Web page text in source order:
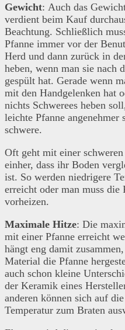
Gewicht: Auch das
verdient beim Kauf
Beachtung. Schließlich
Pfanne immer vor der
Herd und dann zurück in
heben, wenn man sie nach
gespült hat. Gerade wenn
mit den Handgelenken hat
nichts Schwerees heben
leichte Pfanne angenehmer
schwere.
Oft geht mit einer schweren
einher, dass ihr Boden
ist. So werden niedrigere
erreicht oder man muss die
vorheizen.
Maximale Hitze: Die
mit einer Pfanne erreicht
hängt eng damit
Material die Pfanne
auch schon kleine
der Keramik eines
anderen können sich auf
Temperatur zum Braten